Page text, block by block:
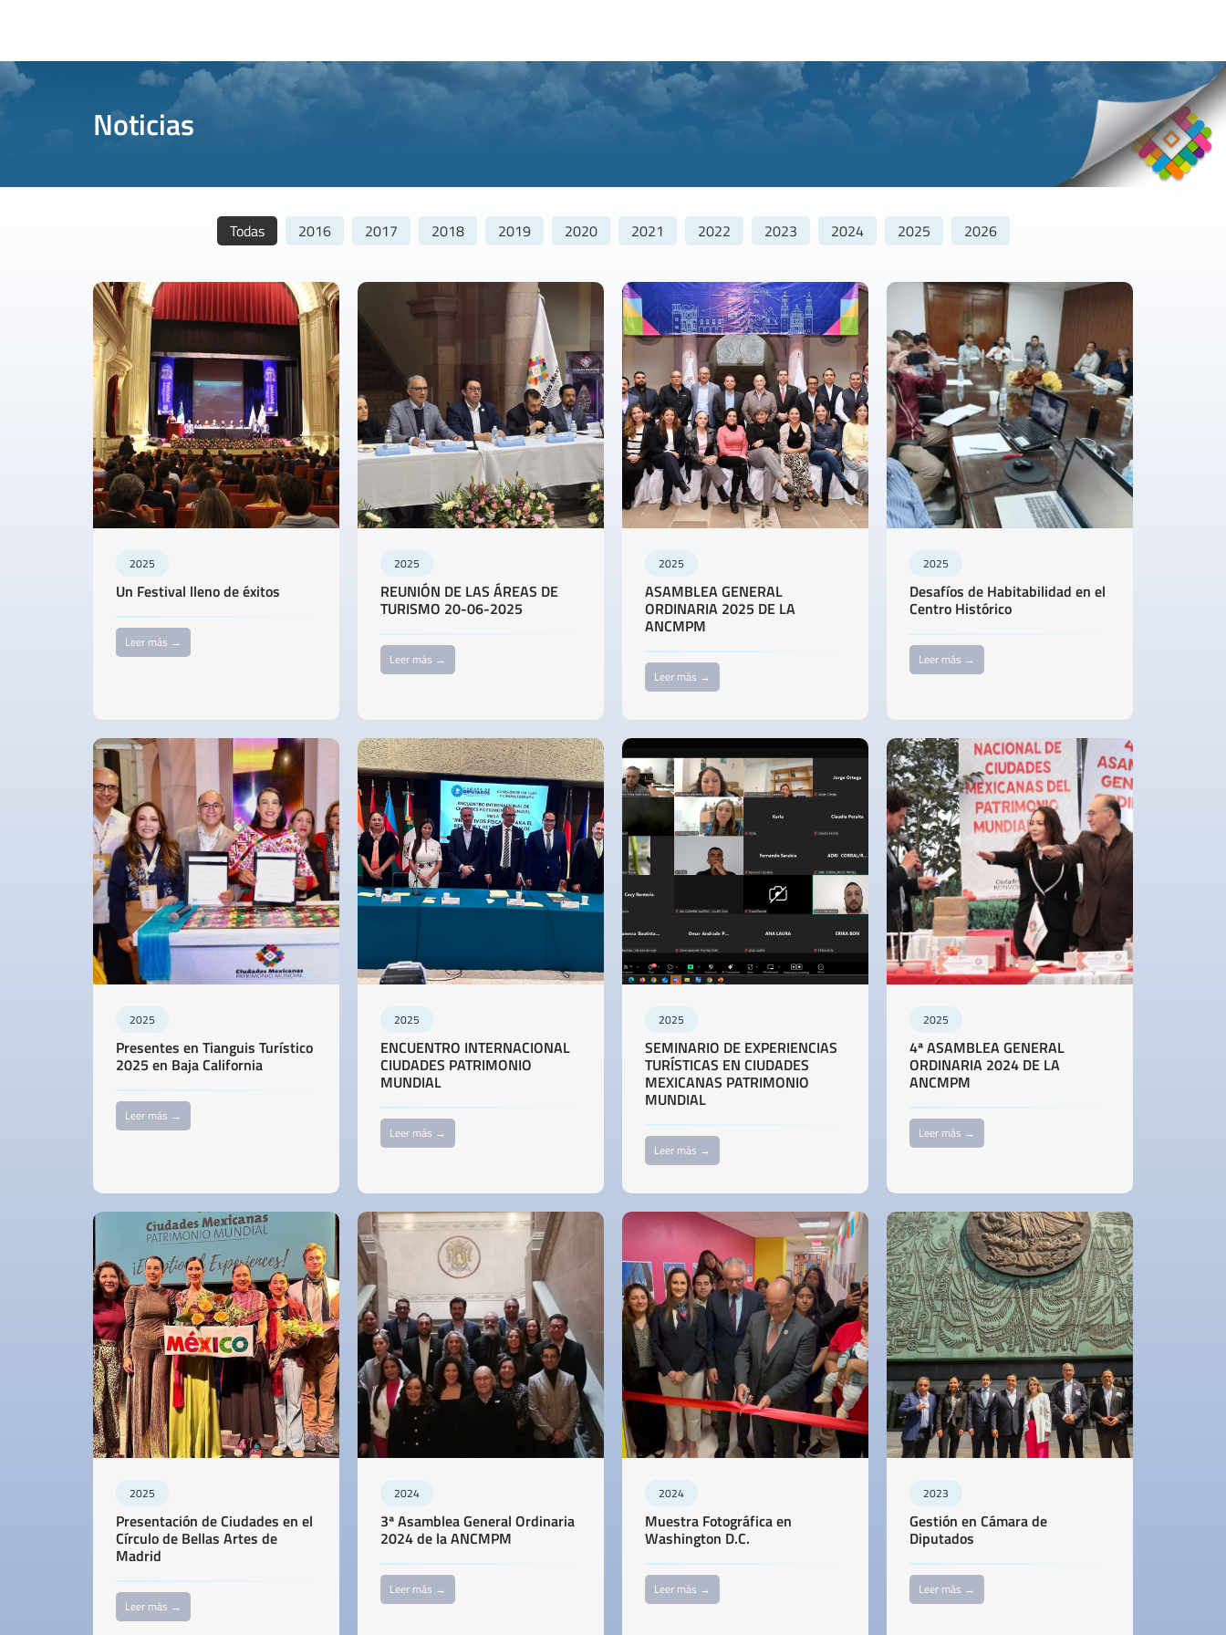
Noticias
Todas 2016 2017 2018 2019 2020 2021 2022 2023 2024 2025 2026
2025
Un Festival lleno de éxitos
Leer más →
2025
REUNIÓN DE LAS ÁREAS DE
TURISMO 20-06-2025
Leer más →
2025
ASAMBLEA GENERAL
ORDINARIA 2025 DE LA
ANCMPM
Leer más →
2025
Desafíos de Habitabilidad en el
Centro Histórico
Leer más →
2025
Presentes en Tianguis Turístico
2025 en Baja California
Leer más →
2025
ENCUENTRO INTERNACIONAL
CIUDADES PATRIMONIO
MUNDIAL
Leer más →
2025
SEMINARIO DE EXPERIENCIAS
TURÍSTICAS EN CIUDADES
MEXICANAS PATRIMONIO
MUNDIAL
Leer más →
2025
4ª ASAMBLEA GENERAL
ORDINARIA 2024 DE LA
ANCMPM
Leer más →
2025
Presentación de Ciudades en el
Círculo de Bellas Artes de
Madrid
Leer más →
2024
3ª Asamblea General Ordinaria
2024 de la ANCMPM
Leer más →
2024
Muestra Fotográfica en
Washington D.C.
Leer más →
2023
Gestión en Cámara de
Diputados
Leer más →